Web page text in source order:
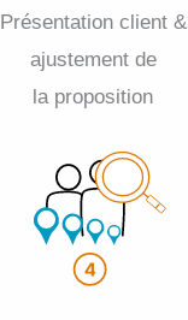
Présentation client &
ajustement de
la proposition